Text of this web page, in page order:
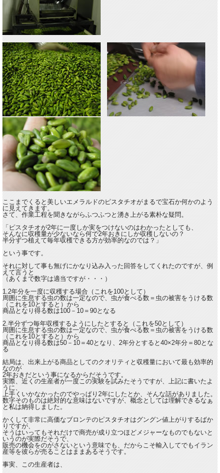
ここまでくると美しいエメラルドのピスタチオがまるで宝石か何かのよう
に見えてきます。
さて、作業工程を聞きながらふつふつと湧き上がる素朴な疑問。
「ピスタチオが2年に一度しか実をつけないのはわかったとしても、
そんなに収穫量が少ないなら何で2年おきにしか収穫しないの？
半分ずつ植えて毎年収穫できる方が効率的なのでは？」
という事です。
それに対して事も無げにかなり込み入った回答をしてくれたのですが、例
えて言うと
（あくまで数字は適当ですが・・・）
1.2年分を一度に収穫する場合（これを100として）
周囲に生息する虫の数は一定なので、虫が食べる数＝虫の被害をうける数
（これを10とすると）から
商品となり得る数は100－10＝90となる
2.半分ずつ毎年収穫するようにしたとすると（これを50として）
周囲に生息する虫の数は一定なので、虫が食べる数＝虫の被害をうける数
（これを10とすると）から
商品となり得る数は50－10＝40となり、2年分とすると40×2年分＝80とな
る
結局は、出来上がる商品としてのクオリティと収穫量において最も効率的
なのが
2年おきだという事になるからだそうです。
実際、近くの生産者が一度この実験を試みたそうですが、上記に書いたよ
うに、
上手くいかなかったのでやっぱり2年にしたとか、そんな話がありました。
数字そのものは絶対的な意味はないですが、概念としては理解できるなぁ
と私は納得しました。
かくして非常に高価なブロンテのピスタチオはグングン値上がりするばか
りですが、
そうはいってもそれだけで商売が成り立つほどメジャーなものでもないと
いうのが実際だそうで、
販売の機会をのがさないという意味でも、だからこそ輸入してでもイラン
産等を彼らが売ることはままあるそうです。
事実、この生産者は、